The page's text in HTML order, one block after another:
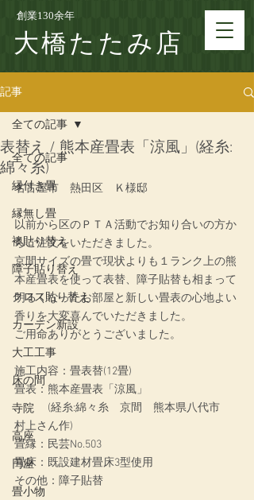
創業130余年
大橋たたみ店
記事
全ての記事
縁付き畳
縁無し畳
襖貼り替え
障子貼り替え
クロス貼り替え
カーテン新設
大工工事
床の間
寺院
高座
円座
畳小物
全ての記事
表替え / 熊本産畳表「涼風」(経糸:
綿々糸)
名古屋市　熱田区　Ｋ様邸
以前から区のＰＴＡ活動でお知り合いの方か
らご注文をいただきました。
京間サイズの畳で現状よりも１ランク上の熊
本産畳表を使って表替、障子貼替も相まって
明るくなったお部屋と新しい畳表の心地よい
香りを大変喜んでいただきました。
ご用命ありがとうございました。
施工内容：畳表替(12畳)
畳表：熊本産畳表「涼風」
(経糸:綿々糸　京間　熊本県八代市
村上さん作)
畳縁：民芸No.503
畳床：既設建材畳床3型使用
その他：障子貼替